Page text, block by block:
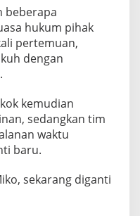
beberapa
hukum pihak
pertemuan,
dengan
kemudian
sedangkan tim
waktu
baru.
sekarang diganti